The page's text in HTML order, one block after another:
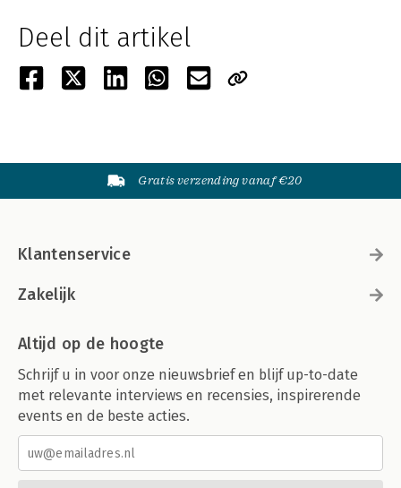
Deel dit artikel
Gratis verzending vanaf €20
Klantenservice
Zakelijk
Altijd op de hoogte
Schrijf u in voor onze nieuwsbrief en blijf up-to-date
met relevante interviews en recensies, inspirerende
events en de beste acties.